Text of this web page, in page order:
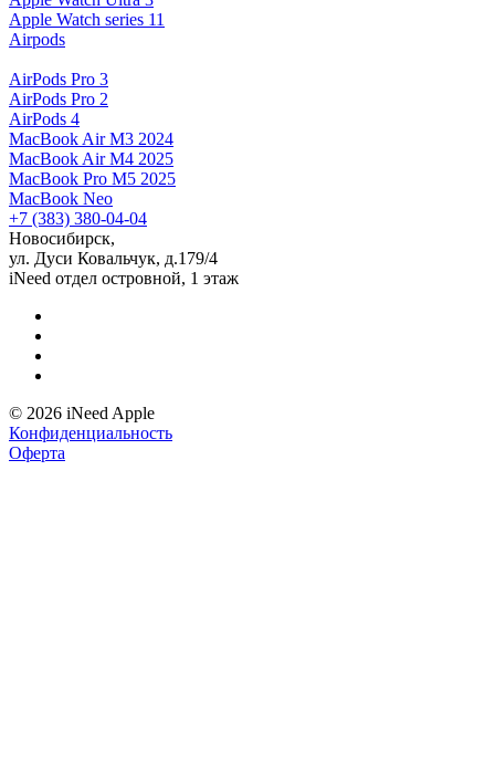
Apple Watch series 11
Airpods
AirPods Pro 3
AirPods Pro 2
AirPods 4
MacBook Air M3 2024
MacBook Air M4 2025
MacBook Pro M5 2025
MacBook Neo
+7 (383) 380-04-04
Новосибирск,
ул. Дуси Ковальчук, д.179/4
iNeed отдел островной, 1 этаж
© 2026 iNeed Apple
Конфиденциальность
Оферта